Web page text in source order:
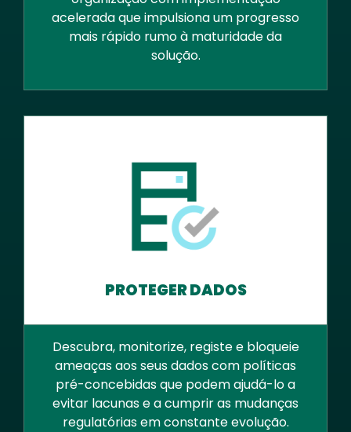
acelerada que impulsiona um progresso
mais rápido rumo à maturidade da
solução.
PROTEGER DADOS
Descubra, monitorize, registe e bloqueie
ameaças aos seus dados com políticas
pré-concebidas que podem ajudá-lo a
evitar lacunas e a cumprir as mudanças
regulatórias em constante evolução.